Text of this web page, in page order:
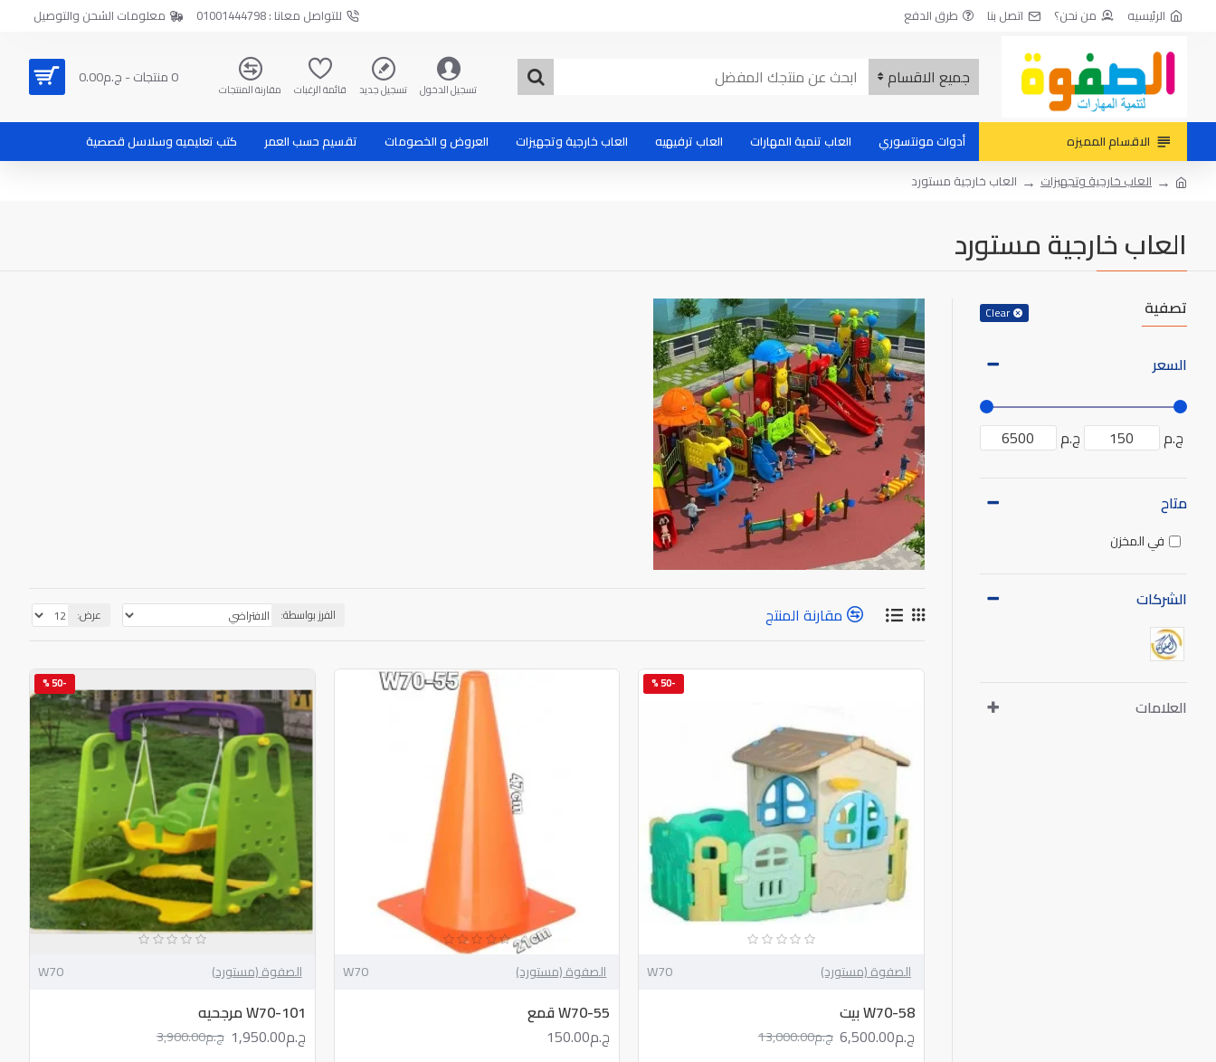
الرئيسيه من نحن؟ اتصل بنا طرق الدفع للتواصل معانا : 01001444798 معلومات الشحن والتوصيل
جميع الاقسام تسجيل الدخول تسجيل جديد قائمة الرغبات مقارنة المنتجات
0 منتجات - ج.م0.00
الاقسام المميزه أدوات مونتسوري العاب تنمية المهارات العاب ترفيهيه العاب خارجية وتجهيزات العروض و الخصومات تقسيم حسب العمر
كتب تعليميه وسلاسل قصصية
العاب خارجية وتجهيزات
العاب خارجية مستورد
العاب خارجية مستورد
تصفية Clear
السعر
ج.م ج.م
الشركات
العلامات
متاح
في المخزن
مقارنة المنتج الفرز بواسطة: عرض:
-50 %
الصفوة (مستورد) W70
W70-58 بيت
ج.م6,500.00
ج.م13,000.00
الصفوة (مستورد) W70
W70-55 قمع
ج.م150.00
-50 %
الصفوة (مستورد) W70
W70-101 مرجحيه
ج.م1,950.00
ج.م3,900.00